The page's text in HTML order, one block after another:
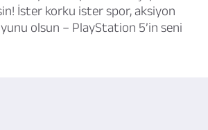
İster korku ister spor, aksiyon
olsun – PlayStation 5’in seni